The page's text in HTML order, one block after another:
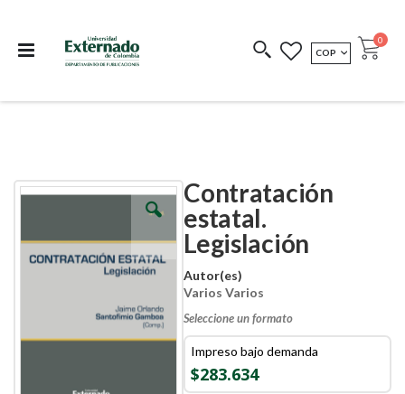
COEDICIONES REDIMIR CÓDIGO
MONEDA
COP Cart
0
Contratación
estatal.
Legislación
Autor(es)
Varios Varios
Seleccione un formato
Impreso bajo demanda
$283.634
Skip
Skip